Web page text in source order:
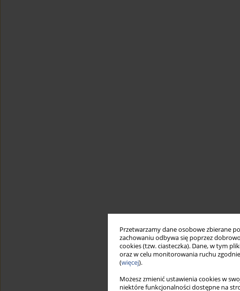
Przetwarzamy dane osobowe zbierane
zachowaniu odbywa się poprzez
cookies (tzw. ciasteczka). Dane, w tym
oraz w celu monitorowania ruchu
(więcej).
Możesz zmienić ustawienia cookies w
niektóre funkcjonalności dostępne na